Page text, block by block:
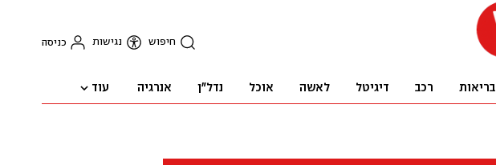
חיפוש נגישות כניסה
בריאות רכב דיגיטל לאשה אוכל נדל"ן אנרגיה עוד